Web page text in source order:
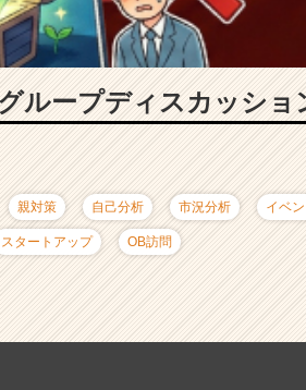
ループディスカッショ
親対策 自己分析 市況分析 イベン
スタートアップ OB訪問